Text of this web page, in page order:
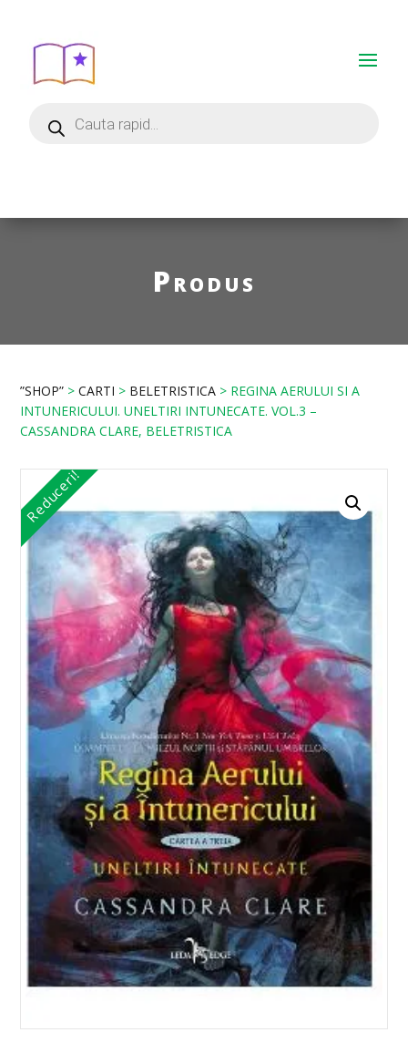
Produs
”SHOP” >CARTI > BELETRISTICA > REGINA AERULUI SI A
INTUNERICULUI. UNELTIRI INTUNECATE. VOL.3 –
CASSANDRA CLARE, BELETRISTICA
Reduceri!